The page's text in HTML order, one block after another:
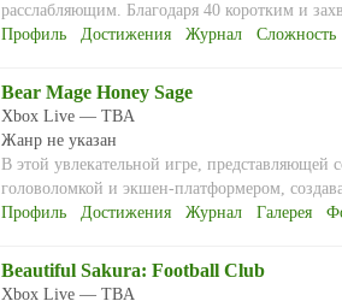
расслабляющим. Благодаря 40 коротким и
Профиль
Достижения Журнал Сложность
Bear Mage Honey Sage
Xbox Live — TBA
Жанр не указан
В этой увлекательной игре,
головоломкой и экшен-платформером,
Профиль
Достижения Журнал Галерея
Beautiful Sakura: Football Club
Xbox Live — TBA